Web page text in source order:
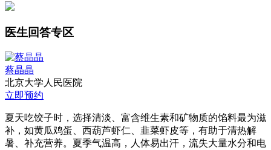
医生回答专区
蔡晶晶
北京大学人民医院
立即预约
夏天吃饺子时，选择清淡、富含维生素和矿物质的馅料最为滋
补，如黄瓜鸡蛋、西葫芦虾仁、韭菜虾皮等，有助于清热解
暑、补充营养。夏季气温高，人体易出汗，流失大量水分和电